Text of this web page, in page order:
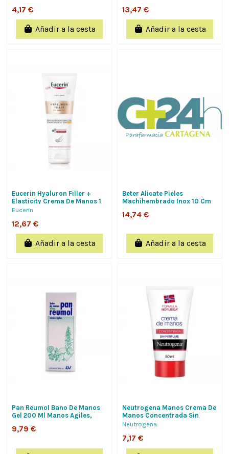
4,17 €
Añadir a la cesta
13,47 €
Añadir a la cesta
Eucerin Hyaluron Filler +
Elasticity Crema De Manos 1
Tubo 75 Ml
Eucerin
12,67 €
Añadir a la cesta
Beter Alicate Pieles
Machihembrado Inox 10 Cm
14,74 €
Añadir a la cesta
Pan Reumol Bano De Manos
Gel 200 Ml Manos Agiles,
Tersa,...
9,79 €
Neutrogena Manos Crema De
Manos Concentrada Sin
Perfume 50 Ml De
Neutrogena
7,17 €